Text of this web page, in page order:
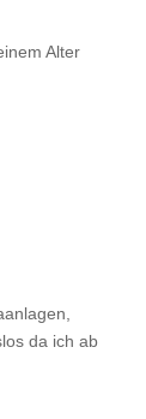
Alter
da ich ab